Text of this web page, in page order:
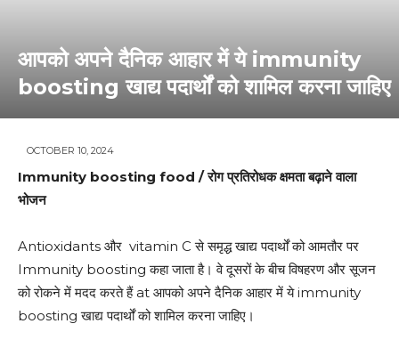
आपको अपने दैनिक आहार में ये immunity
boosting खाद्य पदार्थों को शामिल करना जाहिए
OCTOBER 10, 2024
Immunity boosting food /रोग प्रतिरोधक क्षमता बढ़ाने वाला
भोजन
Antioxidants और vitamin C से समृद्ध खाद्य पदार्थों को आमतौर पर
Immunity boosting कहा जाता है। वे दूसरों के बीच विषहरण और सूजन
को रोकने में मदद करते हैं at आपको अपने दैनिक आहार में ये immunity
boosting खाद्य पदार्थों को शामिल करना जाहिए।